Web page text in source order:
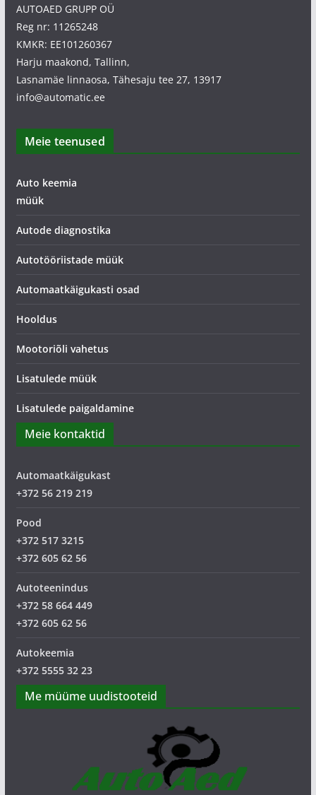
AUTOAED GRUPP OÜ
Reg nr: 11265248
KMKR: EE101260367
Harju maakond, Tallinn,
Lasnamäe linnaosa, Tähesaju tee 27, 13917
info@automatic.ee
Meie teenused
Auto keemia
müük
Autode diagnostika
Autotööriistade müük
Automaatkäigukasti osad
Hooldus
Mootoriõli vahetus
Lisatulede müük
Lisatulede paigaldamine
Meie kontaktid
Automaatkäigukast
+372 56 219 219
Pood
+372 517 3215
+372 605 62 56
Autoteenindus
+372 58 664 449
+372 605 62 56
Autokeemia
+372 5555 32 23
Me müüme uudistooteid